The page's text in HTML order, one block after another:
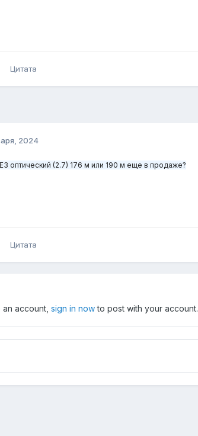
Цитата
2024
оптический (2.7) 176 м или 190 м еще в продаже?
Цитата
account, sign in nowto post with your account.